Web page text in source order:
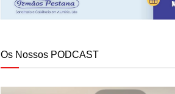
Os Nossos PODCAST